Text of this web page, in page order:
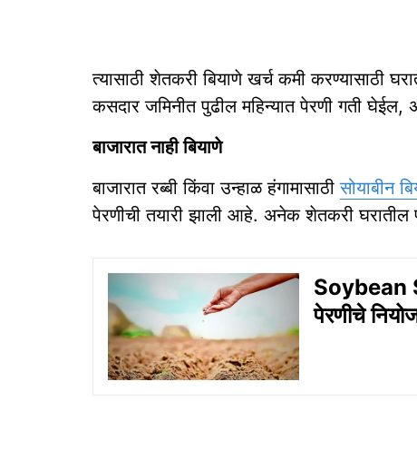
त्यासाठी शेतकरी बियाणे खर्च कमी करण्यासाठी
कसदार जमिनीत पुढील महिन्यात पेरणी गती घेईल,
बाजारात नाही बियाणे
बाजारात रब्बी किंवा उन्हाळ हंगामासाठीसोयाबीन
पेरणीची तयारी झाली आहे. अनेक शेतकरी
Soybean
पेरणीचे